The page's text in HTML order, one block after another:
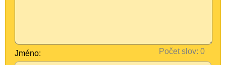
Počet slov:
Jméno: